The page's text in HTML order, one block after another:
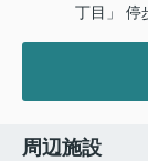
丁目」 停
周辺施設